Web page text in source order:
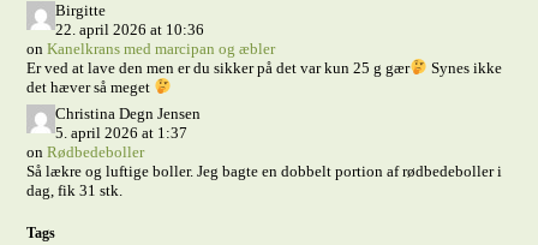
Birgitte
22. april 2026 at 10:36
onKanelkrans med marcipan og æbler
Er ved at lave den men er du sikker på det var kun 25 g gær
Synes ikke
det hæver så meget
Christina Degn Jensen
5. april 2026 at 1:37
onRødbedeboller
Så lækre og luftige boller. Jeg bagte en dobbelt portion af rødbedeboller i
dag, fik 31 stk.
Tags